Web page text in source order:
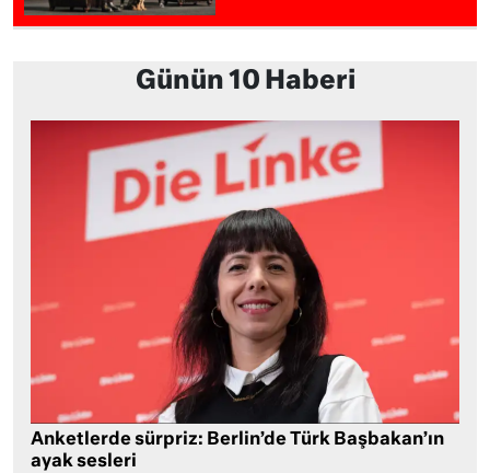
Günün 10 Haberi
Anketlerde sürpriz: Berlin’de Türk Başbakan’ın
ayak sesleri